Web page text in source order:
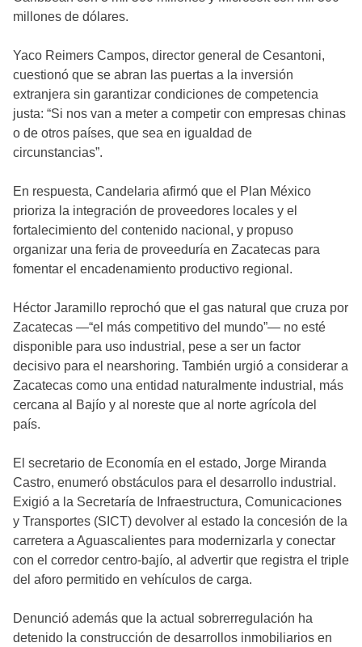
millones de dólares.
Yaco Reimers Campos, director general de Cesantoni,
cuestionó que se abran las puertas a la inversión
extranjera sin garantizar condiciones de competencia
justa: “Si nos van a meter a competir con empresas chinas
o de otros países, que sea en igualdad de
circunstancias”.
En respuesta, Candelaria afirmó que el Plan México
prioriza la integración de proveedores locales y el
fortalecimiento del contenido nacional, y propuso
organizar una feria de proveeduría en Zacatecas para
fomentar el encadenamiento productivo regional.
Héctor Jaramillo reprochó que el gas natural que cruza por
Zacatecas —“el más competitivo del mundo”— no esté
disponible para uso industrial, pese a ser un factor
decisivo para el nearshoring. También urgió a considerar a
Zacatecas como una entidad naturalmente industrial, más
cercana al Bajío y al noreste que al norte agrícola del
país.
El secretario de Economía en el estado, Jorge Miranda
Castro, enumeró obstáculos para el desarrollo industrial.
Exigió a la Secretaría de Infraestructura, Comunicaciones
y Transportes (SICT) devolver al estado la concesión de la
carretera a Aguascalientes para modernizarla y conectar
con el corredor centro-bajío, al advertir que registra el triple
del aforo permitido en vehículos de carga.
Denunció además que la actual sobrerregulación ha
detenido la construcción de desarrollos inmobiliarios en